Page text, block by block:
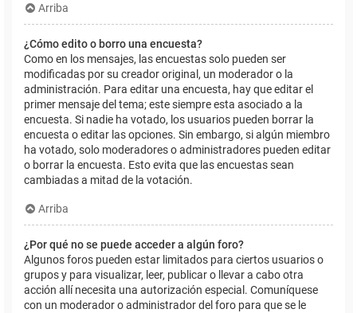
Arriba
¿Cómo edito o borro una encuesta?
Como en los mensajes, las encuestas solo pueden ser
modificadas por su creador original, un moderador o la
administración. Para editar una encuesta, hay que editar el
primer mensaje del tema; este siempre esta asociado a la
encuesta. Si nadie ha votado, los usuarios pueden borrar la
encuesta o editar las opciones. Sin embargo, si algún miembro
ha votado, solo moderadores o administradores pueden editar
o borrar la encuesta. Esto evita que las encuestas sean
cambiadas a mitad de la votación.
Arriba
¿Por qué no se puede acceder a algún foro?
Algunos foros pueden estar limitados para ciertos usuarios o
grupos y para visualizar, leer, publicar o llevar a cabo otra
acción allí necesita una autorización especial. Comuníquese
con un moderador o administrador del foro para que se le